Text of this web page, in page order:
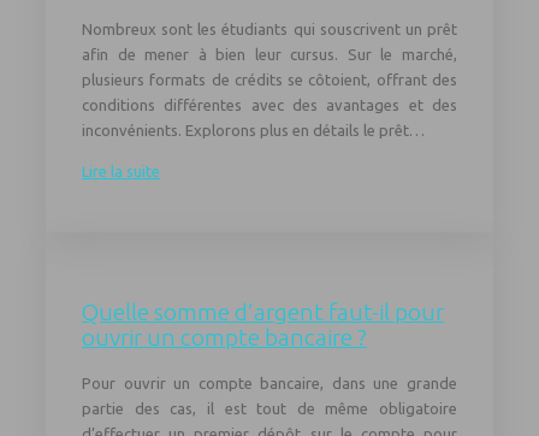
Nombreux sont les étudiants qui souscrivent un prêt
afin de mener à bien leur cursus. Sur le marché,
plusieurs formats de crédits se côtoient, offrant des
conditions différentes avec des avantages et des
inconvénients. Explorons plus en détails le prêt…
Lire la suite
Quelle somme d’argent faut-il pour
ouvrir un compte bancaire ?
Pour ouvrir un compte bancaire, dans une grande
partie des cas, il est tout de même obligatoire